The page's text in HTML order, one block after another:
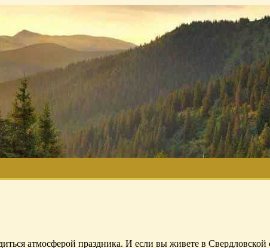
атмосферой праздника. И если вы живете в Свердловской